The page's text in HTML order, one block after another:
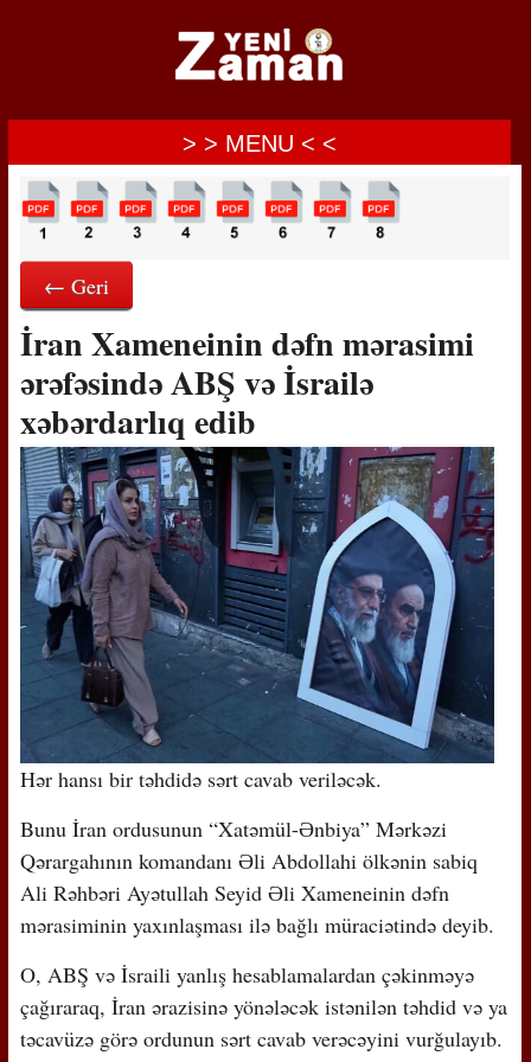
> > MENU < <
← Geri
İran Xameneinin dəfn mərasimi
ərəfəsində ABŞ və İsrailə
xəbərdarlıq edib
Hər hansı bir təhdidə sərt cavab veriləcək.
Bunu İran ordusunun “Xatəmül-Ənbiya” Mərkəzi
Qərargahının komandanı Əli Abdollahi ölkənin sabiq
Ali Rəhbəri Ayətullah Seyid Əli Xameneinin dəfn
mərasiminin yaxınlaşması ilə bağlı müraciətində deyib.
O, ABŞ və İsraili yanlış hesablamalardan çəkinməyə
çağıraraq, İran ərazisinə yönələcək istənilən təhdid və ya
təcavüzə görə ordunun sərt cavab verəcəyini vurğulayıb.